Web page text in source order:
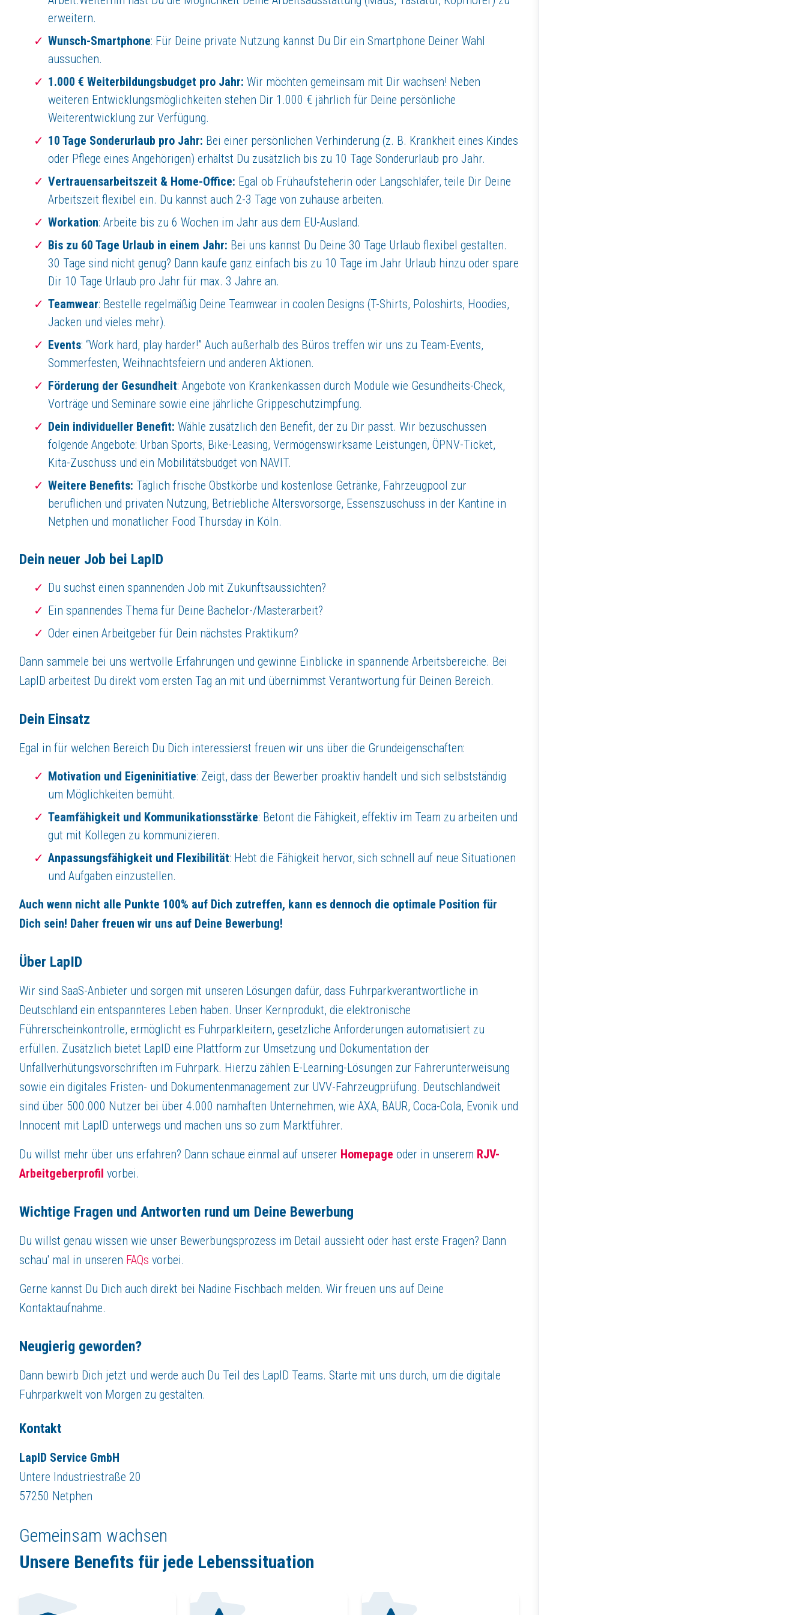
Dein Einsatz
Egal in für welchen Bereich Du Dich interessierst freuen wir uns über die Grundeigenschaften:
Motivation und Eigeninitiative
Teamfähigkeit und Kommunikationsstärke
: Betont die Fähigkeit, effektiv im Team zu arbeiten und gut mit Kollegen zu kommunizieren.
: Hebt die Fähigkeit hervor, sich schnell auf neue Situationen und Aufgaben einzustellen.
Auch wenn nicht alle Punkte 100% auf Dich zutreffen, kann es dennoch die optimale Position für Dich sein! Daher freuen wir uns auf Deine Bewerbung!
Über LapID
Wir sind SaaS-Anbieter und sorgen mit unseren Lösungen dafür, dass Fuhrparkverantwortliche in Deutschland ein entspannteres Leben haben. Unser Kernprodukt, die elektronische Führerscheinkontrolle,
Wichtige Fragen und Antworten rund um Deine Bewerbung
Du willst genau wissen wie unser Bewerbungsprozess im Detail aussieht oder hast erste Fragen? Dann schau' mal in unseren
Gerne kannst Du Dich auch direkt bei Nadine Fischbach melden. Wir freuen uns auf Deine Kontaktaufnahme.
Neugierig geworden?
LapID Service GmbH
57250 Netphen
LapID Service GmbH
Wir schaffen Raum für wichtigere Dinge
Spannende Herausforderungen beim Marktführer
Starte mit uns durch und gestalte die digitale Welt von morgen! Um diese Standards einzuhalten, sind wir stets auf der Suche nach engagierten Mitarbeiter*innen. Besonders für Studierende haben wir immer eine
Jetzt bewerben
erweitern.
Wunsch-Smartphone: Für Deine private Nutzung kannst Du Dir ein Smartphone Deiner Wahl
aussuchen.
1.000 € Weiterbildungsbudget pro Jahr: Wir möchten gemeinsam mit Dir wachsen! Neben
weiteren Entwicklungsmöglichkeiten stehen Dir 1.000 € jährlich für Deine persönliche
Weiterentwicklung zur Verfügung.
10 Tage Sonderurlaub pro Jahr: Bei einer persönlichen Verhinderung (z. B. Krankheit eines Kindes
oder Pflege eines Angehörigen) erhältst Du zusätzlich bis zu 10 Tage Sonderurlaub pro Jahr.
Vertrauensarbeitszeit & Home-Office: Egal ob Frühaufsteherin oder Langschläfer, teile Dir Deine
Arbeitszeit flexibel ein. Du kannst auch 2-3 Tage von zuhause arbeiten.
Workation: Arbeite bis zu 6 Wochen im Jahr aus dem EU-Ausland.
Bis zu 60 Tage Urlaub in einem Jahr: Bei uns kannst Du Deine 30 Tage Urlaub flexibel gestalten.
30 Tage sind nicht genug? Dann kaufe ganz einfach bis zu 10 Tage im Jahr Urlaub hinzu oder spare
Dir 10 Tage Urlaub pro Jahr für max. 3 Jahre an.
Teamwear: Bestelle regelmäßig Deine Teamwear in coolen Designs (T-Shirts, Poloshirts, Hoodies,
Jacken und vieles mehr).
Events: “Work hard, play harder!” Auch außerhalb des Büros treffen wir uns zu Team-Events,
Sommerfesten, Weihnachtsfeiern und anderen Aktionen.
Förderung der Gesundheit: Angebote von Krankenkassen durch Module wie Gesundheits-Check,
Vorträge und Seminare sowie eine jährliche Grippeschutzimpfung.
Dein individueller Benefit: Wähle zusätzlich den Benefit, der zu Dir passt. Wir bezuschussen
folgende Angebote: Urban Sports, Bike-Leasing, Vermögenswirksame Leistungen, ÖPNV-Ticket,
Kita-Zuschuss und ein Mobilitätsbudget von NAVIT.
Weitere Benefits: Täglich frische Obstkörbe und kostenlose Getränke, Fahrzeugpool zur
beruflichen und privaten Nutzung, Betriebliche Altersvorsorge, Essenszuschuss in der Kantine in
Netphen und monatlicher Food Thursday in Köln.
Dein neuer Job bei LapID
Du suchst einen spannenden Job mit Zukunftsaussichten?
Ein spannendes Thema für Deine Bachelor-/Masterarbeit?
Oder einen Arbeitgeber für Dein nächstes Praktikum?
Dann sammele bei uns wertvolle Erfahrungen und gewinne Einblicke in spannende Arbeitsbereiche. Bei
LapID arbeitest Du direkt vom ersten Tag an mit und übernimmst Verantwortung für Deinen Bereich.
Dein Einsatz
Egal in für welchen Bereich Du Dich interessierst freuen wir uns über die Grundeigenschaften:
Motivation und Eigeninitiative: Zeigt, dass der Bewerber proaktiv handelt und sich selbstständig
um Möglichkeiten bemüht.
Teamfähigkeit und Kommunikationsstärke: Betont die Fähigkeit, effektiv im Team zu arbeiten und
gut mit Kollegen zu kommunizieren.
Anpassungsfähigkeit und Flexibilität: Hebt die Fähigkeit hervor, sich schnell auf neue Situationen
und Aufgaben einzustellen.
Auch wenn nicht alle Punkte 100% auf Dich zutreffen, kann es dennoch die optimale Position für
Dich sein! Daher freuen wir uns auf Deine Bewerbung!
Über LapID
Wir sind SaaS-Anbieter und sorgen mit unseren Lösungen dafür, dass Fuhrparkverantwortliche in
Deutschland ein entspannteres Leben haben. Unser Kernprodukt, die elektronische
Führerscheinkontrolle, ermöglicht es Fuhrparkleitern, gesetzliche Anforderungen automatisiert zu
erfüllen. Zusätzlich bietet LapID eine Plattform zur Umsetzung und Dokumentation der
Unfallverhütungsvorschriften im Fuhrpark. Hierzu zählen E-Learning-Lösungen zur Fahrerunterweisung
sowie ein digitales Fristen- und Dokumentenmanagement zur UVV-Fahrzeugprüfung. Deutschlandweit
sind über 500.000 Nutzer bei über 4.000 namhaften Unternehmen, wie AXA, BAUR, Coca-Cola, Evonik und
Innocent mit LapID unterwegs und machen uns so zum Marktführer.
Du willst mehr über uns erfahren? Dann schaue einmal auf unserer Homepage oder in unserem RJV-
Arbeitgeberprofil vorbei.
Wichtige Fragen und Antworten rund um Deine Bewerbung
Du willst genau wissen wie unser Bewerbungsprozess im Detail aussieht oder hast erste Fragen? Dann
schau' mal in unseren FAQs vorbei.
Gerne kannst Du Dich auch direkt bei Nadine Fischbach melden. Wir freuen uns auf Deine
Kontaktaufnahme.
Neugierig geworden?
Dann bewirb Dich jetzt und werde auch Du Teil des LapID Teams. Starte mit uns durch, um die digitale
Fuhrparkwelt von Morgen zu gestalten.
Kontakt
LapID Service GmbH
Untere Industriestraße 20
57250 Netphen
Gemeinsam wachsen
Unsere Benefits für jede Lebenssituation